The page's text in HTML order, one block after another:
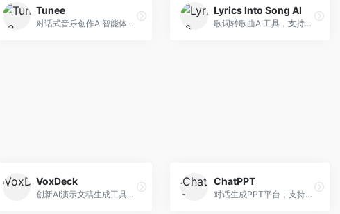
Tunee
对话式音乐创作AI智能体，支持自然语言交互创作。面向音乐爱好者，通过对话方式完成音乐创作，交互体验友好，创作过程直观。
Lyrics Into Song AI
歌词转歌曲AI工具，支持将歌词转化为完整歌曲。面向歌词创作者和音乐爱好者，提供歌词谱曲、编曲制作等服务，歌词音乐化效率高。
VoxDeck
创新AI演示文稿生成工具，支持语音交互创作。面向职场人士，支持语音输入、PPT生成、内容优化等功能，语音创作体验便捷。
ChatPPT
对话生成PPT平台，支持自然语言交互创作。面向职场人士和教育工作者，通过对话方式完成PPT制作，交互体验友好，创作过程直观。